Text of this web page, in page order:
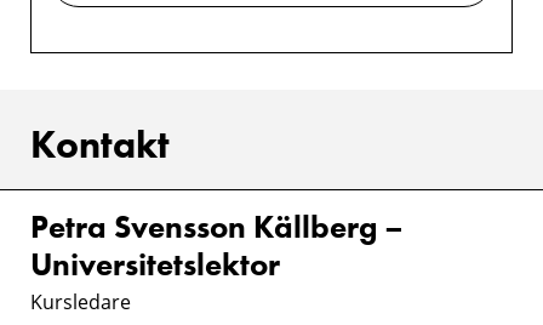
Kontakt
Petra Svensson Källberg –
Universitetslektor
Kursledare